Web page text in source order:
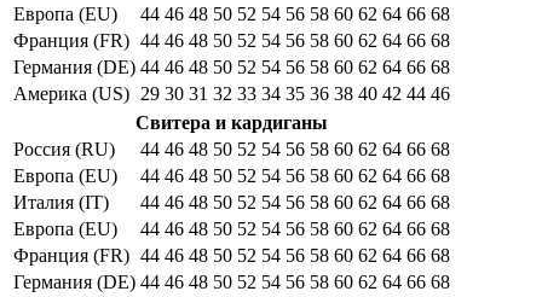
Европа (EU)
44 46 48 50 52 54 56 58 60 62 64 66 68
Франция (FR) 44 46 48 50 52 54 56 58 60 62 64 66 68
Германия (DE) 44 46 48 50 52 54 56 58 60 62 64 66 68
Америка (US) 29 30 31 32 33 34 35 36 38 40 42 44 46
Свитера и кардиганы
Россия (RU)
44 46 48 50 52 54 56 58 60 62 64 66 68
Европа (EU)
44 46 48 50 52 54 56 58 60 62 64 66 68
Италия (IT)
44 46 48 50 52 54 56 58 60 62 64 66 68
Европа (EU)
44 46 48 50 52 54 56 58 60 62 64 66 68
Франция (FR) 44 46 48 50 52 54 56 58 60 62 64 66 68
Германия (DE) 44 46 48 50 52 54 56 58 60 62 64 66 68